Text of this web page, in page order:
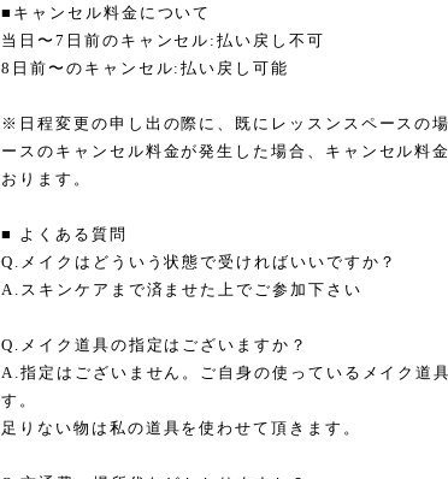
■キャンセル料金について
当日〜7日前のキャンセル:払い戻し不可
8日前〜のキャンセル:払い戻し可能
※日程変更の申し出の際に、既にレッスンスペースの
ースのキャンセル料金が発生した場合、キャンセル料
おります。
■ よくある質問
Q.メイクはどういう状態で受ければいいですか？
A.スキンケアまで済ませた上でご参加下さい
Q.メイク道具の指定はございますか？
A.指定はございません。ご自身の使っているメイク道
す。
足りない物は私の道具を使わせて頂きます。